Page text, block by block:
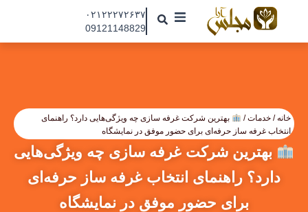
محتوا
درباره ما
تماس با ما
جذب نیرو
۰۲۱۲۲۲۷۲۶۳۷
09121148829
خانه/ خدمات/
بهترین شرکت غرفه سازی چه ویژگی‌هایی دارد؟ راهنمای
انتخاب غرفه ساز حرفه‌ای برای حضور موفق در نمایشگاه
بهترین شرکت غرفه سازی چه ویژگی‌هایی
دارد؟ راهنمای انتخاب غرفه ساز حرفه‌ای
برای حضور موفق در نمایشگاه